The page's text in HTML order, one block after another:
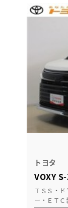
トヨタ
VOXY
ＴＳＳ・
ー・ＥＴ